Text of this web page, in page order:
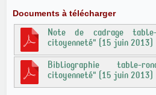
Documents à télécharger
Note de cadrage
citoyenneté" (15 juin 2013)
Bibliographie table-
citoyenneté" (15 juin 2013)